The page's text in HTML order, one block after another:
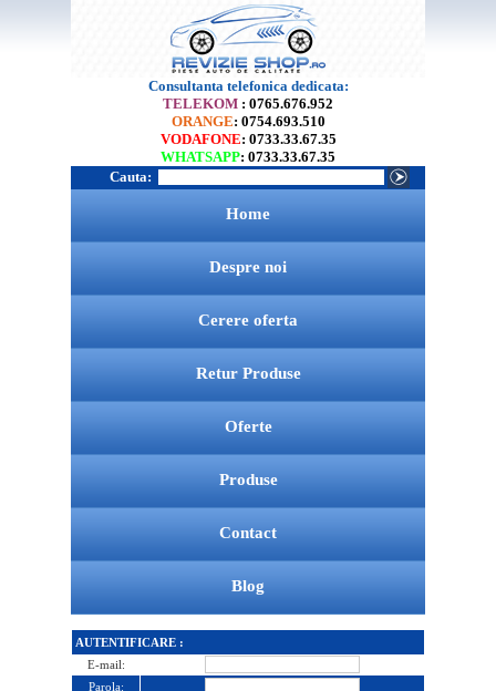
Consultanta telefonica dedicata:
TELEKOM : 0765.676.952
ORANGE: 0754.693.510
VODAFONE: 0733.33.67.35
WHATSAPP: 0733.33.67.35
Cauta:
Home
Despre noi
Cerere oferta
Retur Produse
Oferte
Produse
Contact
Blog
AUTENTIFICARE :
E-mail:
Parola: